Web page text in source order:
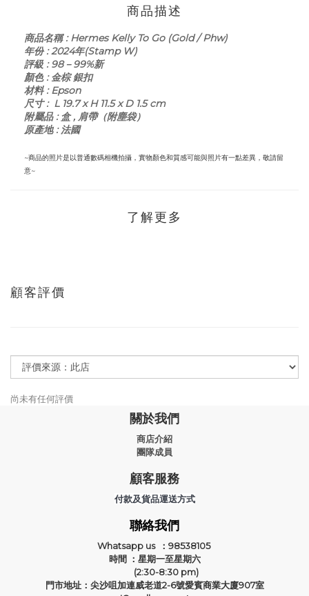
商品描述
商品名稱:Hermes Kelly To Go (Gold / Phw)
年份: 2024年(Stamp W)
評級 :98－99%新
顏色: 金棕 銀扣
材料: Epson
尺寸: L 19.7 x H 11.5 x D 1.5 cm
附屬品:盒 , 肩帶（附塵袋）
原產地 :法國
~商品的照片是以普通數碼相機拍攝，實物顏色和質感可能與照片有一點差異，敬請留
意~
了解更多
顧客評價
尚未有任何評價
關於我們
商店介紹
團隊成員
顧客服務
付款及貨品運送方式
聯絡我們
Whatsapp us ：98538105
時間 ：星期一至星期六
(2:30-8:30 pm)
門市地址：尖沙咀加連威老道2-6號愛賓商業大廈907室